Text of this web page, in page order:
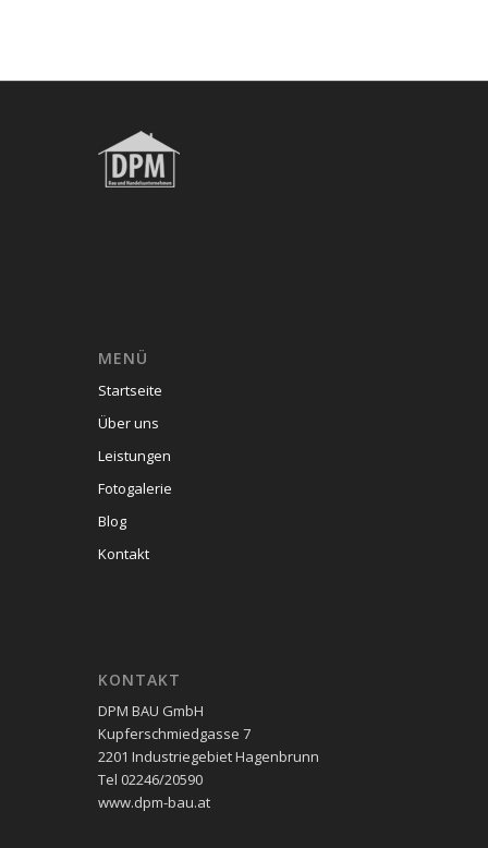
MENÜ
Startseite
Über uns
Leistungen
Fotogalerie
Blog
Kontakt
KONTAKT
DPM BAU GmbH
Kupferschmiedgasse 7
2201 Industriegebiet Hagenbrunn
Tel 02246/20590
www.dpm-bau.at